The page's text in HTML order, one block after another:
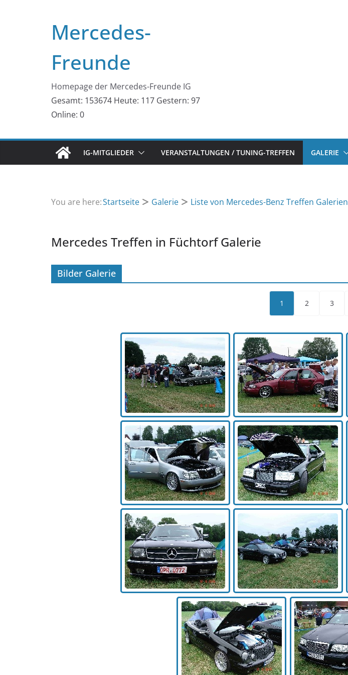
Mercedes-
Freunde
Homepage der Mercedes-Freunde IG
Gesamt: 153674 Heute: 117 Gestern: 97
Online: 0
IG-MITGLIEDER VERANSTALTUNGEN / TUNING-TREFFEN GALERIE
You are here:Startseite Galerie Liste von Mercedes-Benz Treffen Galerien
Mercedes Treffen in Füchtorf Galerie
Bilder Galerie
1 2 3